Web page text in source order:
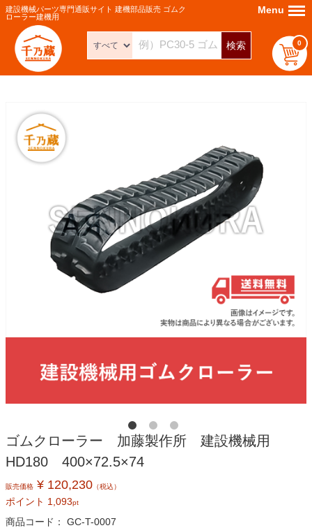
建設機械パーツ専門通販サイト 建機部品販売 ゴムク
ローラー建機用
検索 0
Menu Menu
ゴムクローラー 加藤製作所 建設機械用
HD180 400×72.5×74
販売価格 ¥ 120,230 （税込）
ポイント 1,093pt
商品コード： GC-T-0007